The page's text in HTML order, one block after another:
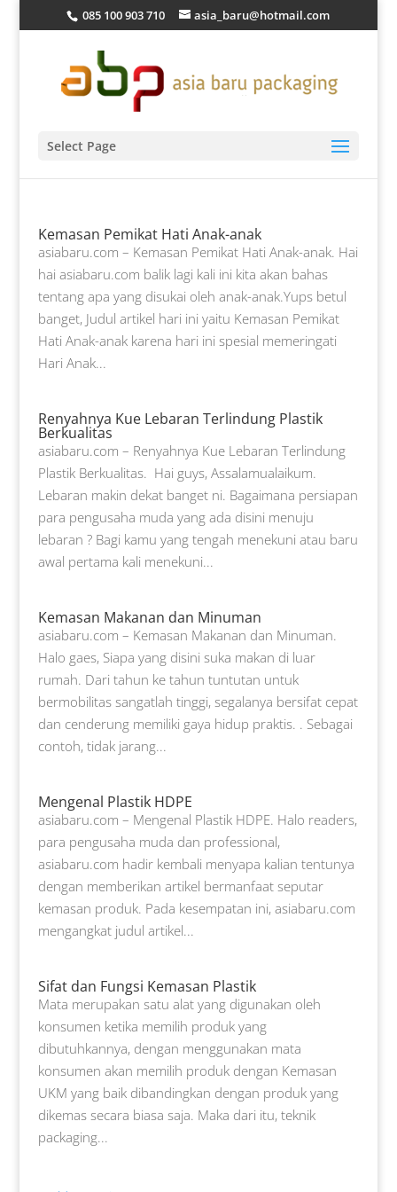
085 100 903 710 asia_baru@hotmail.com
Select Page
Kemasan Pemikat Hati Anak-anak
asiabaru.com – Kemasan Pemikat Hati Anak-anak. Hai
hai asiabaru.com balik lagi kali ini kita akan bahas
tentang apa yang disukai oleh anak-anak.Yups betul
banget, Judul artikel hari ini yaitu Kemasan Pemikat
Hati Anak-anak karena hari ini spesial memeringati
Hari Anak...
Renyahnya Kue Lebaran Terlindung Plastik
Berkualitas
asiabaru.com – Renyahnya Kue Lebaran Terlindung
Plastik Berkualitas. Hai guys, Assalamualaikum.
Lebaran makin dekat banget ni. Bagaimana persiapan
para pengusaha muda yang ada disini menuju
lebaran ? Bagi kamu yang tengah menekuni atau baru
awal pertama kali menekuni...
Kemasan Makanan dan Minuman
asiabaru.com – Kemasan Makanan dan Minuman.
Halo gaes, Siapa yang disini suka makan di luar
rumah. Dari tahun ke tahun tuntutan untuk
bermobilitas sangatlah tinggi, segalanya bersifat cepat
dan cenderung memiliki gaya hidup praktis. . Sebagai
contoh, tidak jarang...
Mengenal Plastik HDPE
asiabaru.com – Mengenal Plastik HDPE. Halo readers,
para pengusaha muda dan professional,
asiabaru.com hadir kembali menyapa kalian tentunya
dengan memberikan artikel bermanfaat seputar
kemasan produk. Pada kesempatan ini, asiabaru.com
mengangkat judul artikel...
Sifat dan Fungsi Kemasan Plastik
Mata merupakan satu alat yang digunakan oleh
konsumen ketika memilih produk yang
dibutuhkannya, dengan menggunakan mata
konsumen akan memilih produk dengan Kemasan
UKM yang baik dibandingkan dengan produk yang
dikemas secara biasa saja. Maka dari itu, teknik
packaging...